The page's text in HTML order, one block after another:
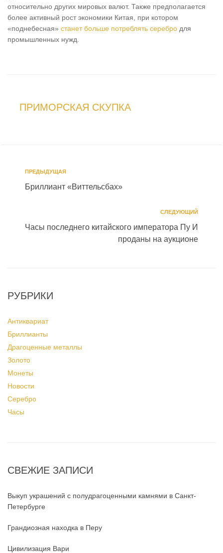
относительно других мировых валют. Также предполагается
более активный рост экономики Китая, при котором
«поднебесная» станет больше потреблять серебро для
промышленных нужд.
ПРИМОРСКАЯ СКУПКА
ПРЕДЫДУЩАЯ
Бриллиант «Виттельсбах»
СЛЕДУЮЩИЙ
Часы последнего китайского императора Пу И
проданы на аукционе
РУБРИКИ
Антиквариат
Бриллианты
Драгоценные металлы
Золото
Монеты
Новости
Серебро
Часы
СВЕЖИЕ ЗАПИСИ
Выкуп украшений с полудрагоценными камнями в Санкт-
Петербурге
Грандиозная находка в Перу
Цивилизация Вари